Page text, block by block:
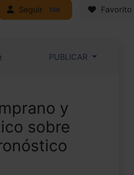
Seguir 130 Favorito
PUBLICAR
y
sobre